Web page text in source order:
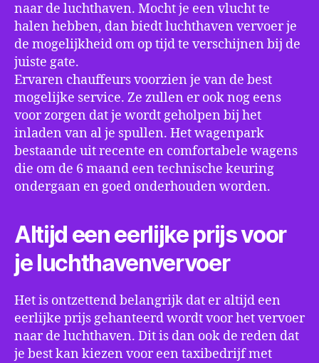
naar de luchthaven. Mocht je een vlucht te
halen hebben, dan biedt luchthaven vervoer je
de mogelijkheid om op tijd te verschijnen bij de
juiste gate.
Ervaren chauffeurs voorzien je van de best
mogelijke service. Ze zullen er ook nog eens
voor zorgen dat je wordt geholpen bij het
inladen van al je spullen. Het wagenpark
bestaande uit recente en comfortabele wagens
die om de 6 maand een technische keuring
ondergaan en goed onderhouden worden.
Altijd een eerlijke prijs voor
je luchthavenvervoer
Het is ontzettend belangrijk dat er altijd een
eerlijke prijs gehanteerd wordt voor het vervoer
naar de luchthaven. Dit is dan ook de reden dat
je best kan kiezen voor een taxibedrijf met